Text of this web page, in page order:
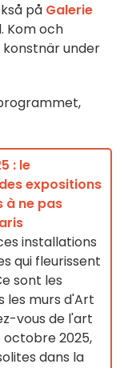
på Galerie
Kom och
under
: le
expositions
à ne pas
installations
qui fleurissent
sont les
murs d'Art
vous de l'art
octobre 2025,
dans la